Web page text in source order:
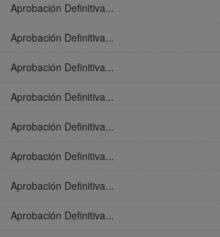
Aprobación Definitiva...
Aprobación Definitiva...
Aprobación Definitiva...
Aprobación Definitiva...
Aprobación Definitiva...
Aprobación Definitiva...
Aprobación Definitiva...
Aprobación Definitiva...